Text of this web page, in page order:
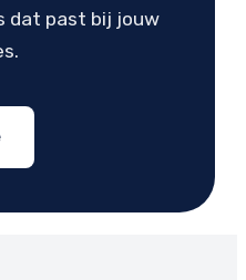
dat past bij jouw